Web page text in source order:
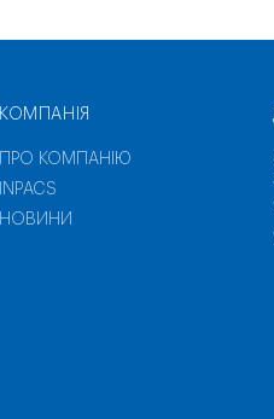
КОМПАНІЯ
ПРО КОМПАНІЮ
INPACS
НОВИНИ